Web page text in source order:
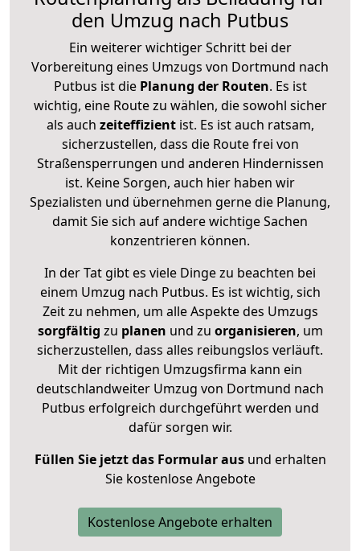
den Umzug nach Putbus
Ein weiterer wichtiger Schritt bei der
Vorbereitung eines Umzugs von Dortmund nach
Putbus ist diePlanung der Routen. Es ist
wichtig, eine Route zu wählen, die sowohl sicher
als auch zeiteffizientist. Es ist auch ratsam,
sicherzustellen, dass die Route frei von
Straßensperrungen und anderen Hindernissen
ist. Keine Sorgen, auch hier haben wir
Spezialisten und übernehmen gerne die Planung,
damit Sie sich auf andere wichtige Sachen
konzentrieren können.
In der Tat gibt es viele Dinge zu beachten bei
einem Umzug nach Putbus. Es ist wichtig, sich
Zeit zu nehmen, um alle Aspekte des Umzugs
sorgfältig zu planen und zu organisieren, um
sicherzustellen, dass alles reibungslos verläuft.
Mit der richtigen Umzugsfirma kann ein
deutschlandweiter Umzug von Dortmund nach
Putbus erfolgreich durchgeführt werden und
dafür sorgen wir.
Füllen Sie jetzt das Formular ausund erhalten
Sie kostenlose Angebote
Kostenlose Angebote erhalten